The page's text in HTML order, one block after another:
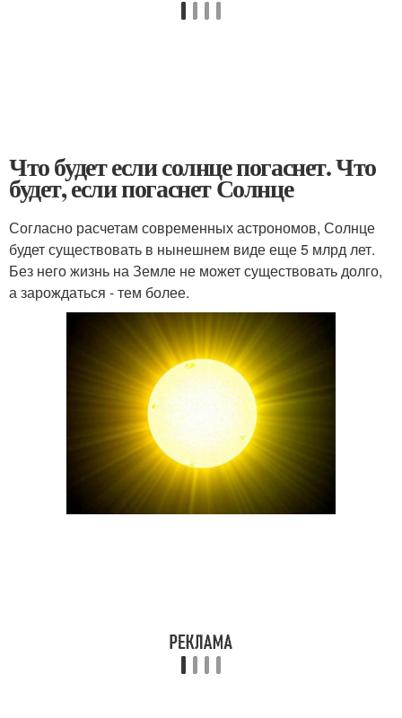
Что будет если солнце погаснет. Что
будет, если погаснет Солнце
Согласно расчетам современных астрономов, Солнце
будет существовать в нынешнем виде еще 5 млрд лет.
Без него жизнь на Земле не может существовать долго,
а зарождаться - тем более.